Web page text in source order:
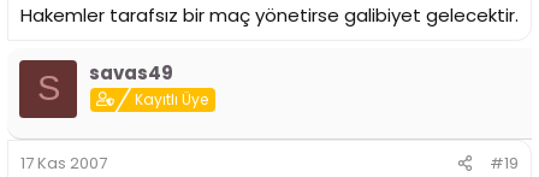
Hakemler tarafsız bir maç yönetirse galibiyet gelecektir.
S savas49
Kayıtlı Üye
17 Kas 2007 #19